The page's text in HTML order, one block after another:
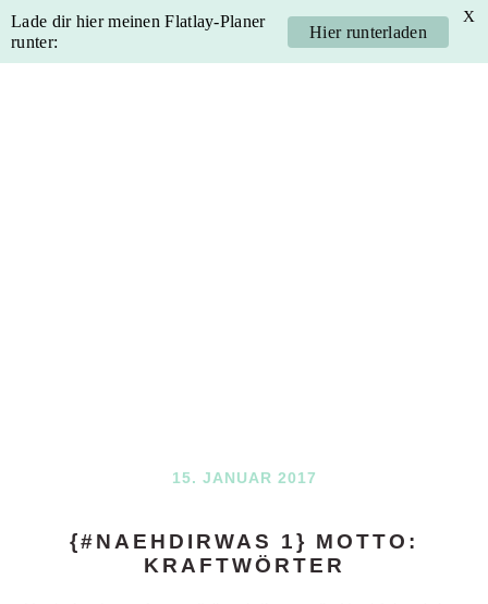
Skip
Skip
Skip
Skip
15. JANUAR 2017
{#NAEHDIRWAS 1} MOTTO:
KRAFTWÖRTER
Lade dir hier meinen Flatlay-Planer
runter:
Hier runterladen
X